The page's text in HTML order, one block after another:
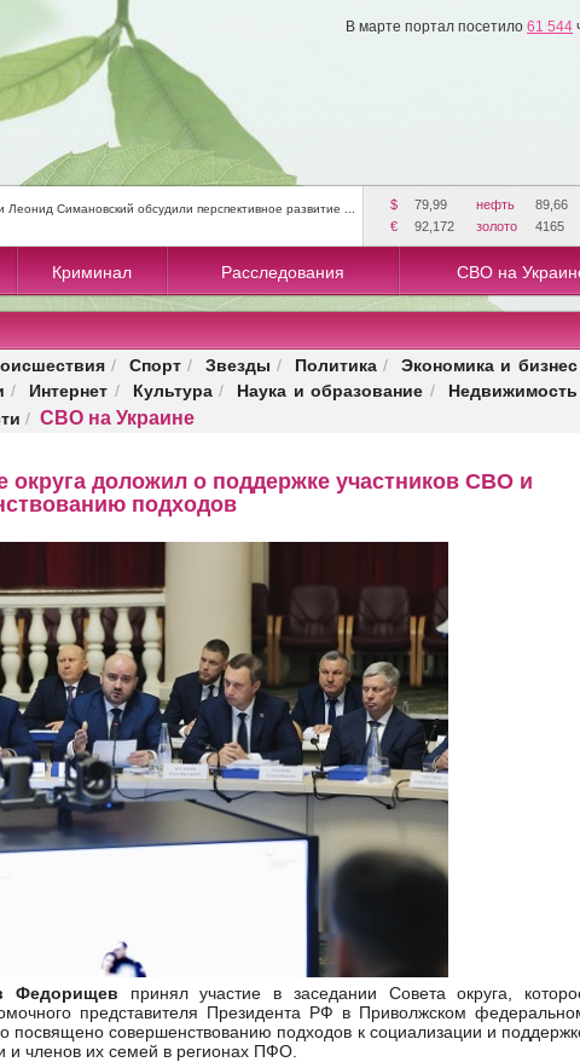
В марте портал посетило 61 544
Симановский обсудили перспективное развитие ...
$ 79,99 нефть
89,66
€
92,172 золото 4165
Криминал Расследования СВО на
/ Спорт / Звезды / Политика / Экономика и бизнес
/ Интернет / Культура/ Наука и образование / Недвижимость
/ СВО на Украине
доложил о поддержке участников СВО и
подходов
Федорищев принял участие в заседании Совета округа,
представителя Президента РФ в Приволжском
посвящено совершенствованию подходов к социализации и
и членов их семей в регионах ПФО.